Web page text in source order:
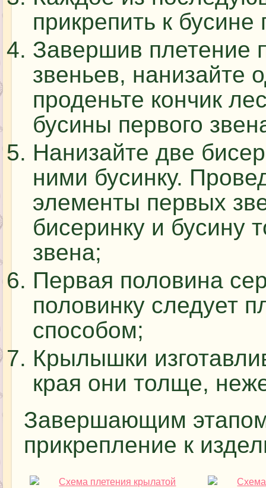
прикрепить к
Завершив плетение
звеньев, нанизайте
проденьте кончик
бусины первого
Нанизайте две
ними бусинку.
элементы первых
бисеринку и бусину
звена;
Первая половина
половинку следует
способом;
Крылышки
края они толще,
Завершающим
прикрепление к